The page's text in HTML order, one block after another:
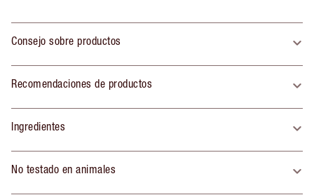
Consejo sobre productos
Recomendaciones de productos
Ingredientes
No testado en animales